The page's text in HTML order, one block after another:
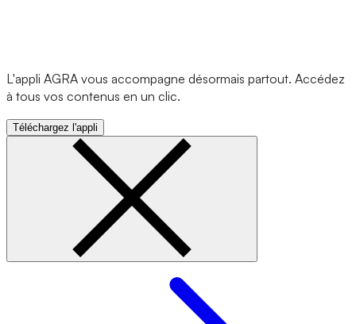
L'appli AGRA vous accompagne désormais partout. Accédez
à tous vos contenus en un clic.
Téléchargez l'appli